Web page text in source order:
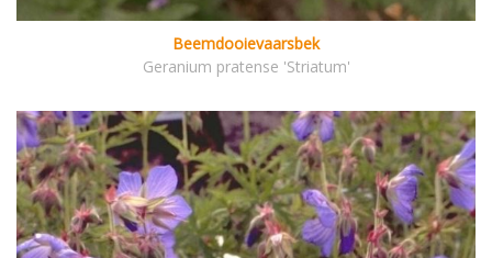
Beemdooievaarsbek
Geranium pratense 'Striatum'